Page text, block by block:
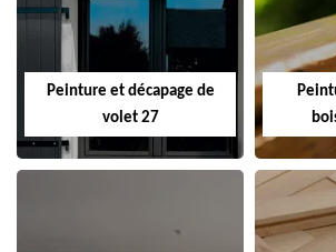
Peinture et décapage de
volet 27